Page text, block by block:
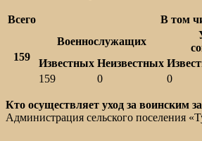
Всего В том
159
Военнослужащих
Известных Неизвестных
159
0 0
Кто осуществляет уход за воинским
Администрация сельского поселения